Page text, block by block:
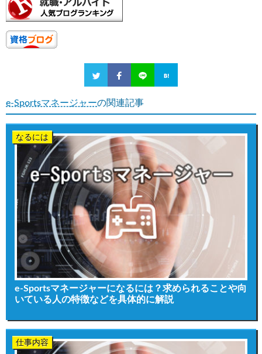
e-Sportsマネージャーの関連記事
なるには
e-Sportsマネージャーになるには？求められることや向
いている人の特徴などを具体的に解説
仕事内容